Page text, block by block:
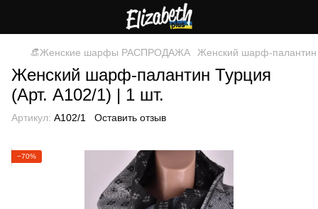
👒Женские шарфы РАСПРОДАЖА Женский шарф-палантин
Женский шарф-палантин Турция
(Арт. A102/1) | 1 шт.
Артикул: A102/1 Оставить отзыв
−70%